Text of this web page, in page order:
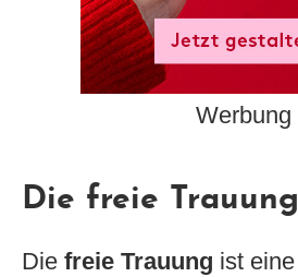
Werbung
Die freie Trauung
Die freie Trauung ist eine